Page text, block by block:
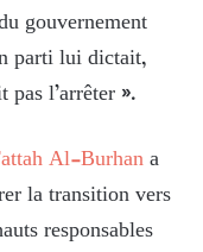
gouvernement
parti lui dictait,
l’arrêter ».
Al-Burhana
la transition vers
responsables